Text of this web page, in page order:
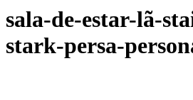
sala-de-estar-lã-
stark-persa-